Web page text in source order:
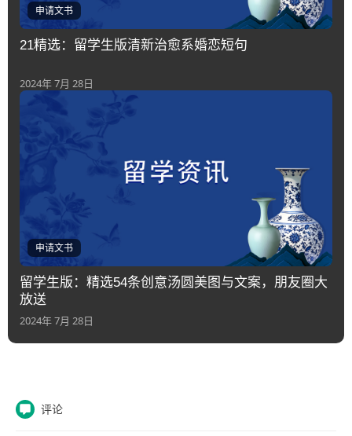
申请文书
21精选：留学生版清新治愈系婚恋短句
2024年 7月 28日
申请文书
留学生版：精选54条创意汤圆美图与文案，朋友圈大
放送
2024年 7月 28日
评论